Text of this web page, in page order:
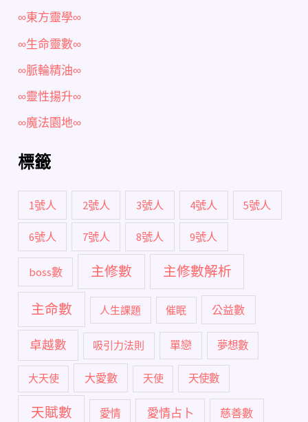
∞東方靈學∞
∞生命靈數∞
∞脈輪精油∞
∞靈性揚升∞
∞魔法園地∞
標籤
1號人 2號人 3號人 4號人 5號人
6號人 7號人 8號人 9號人
boss數 主修數 主修數解析
主命數 人生課題 催眠 公益數
卓越數 吸引力法則 單戀 夢想數
大天使 大愛數 天使 天使數
天賦數 愛情 愛情占卜 慈善數